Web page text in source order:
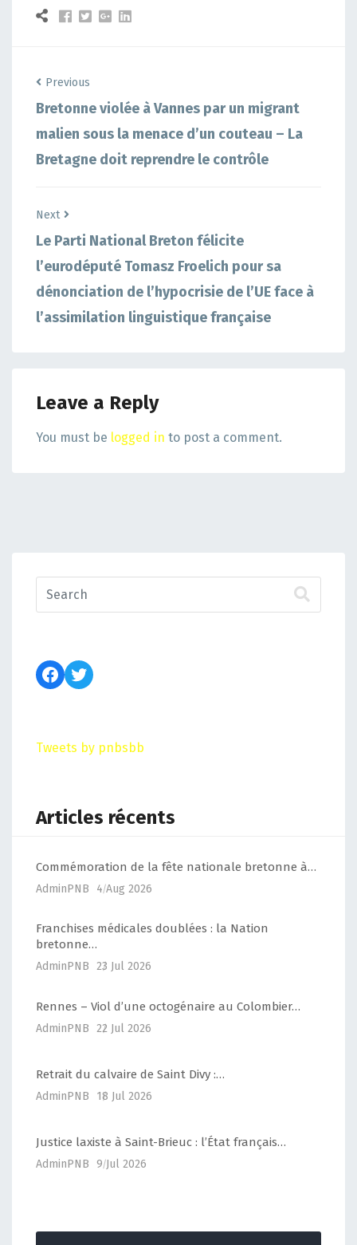
Previous
Bretonne violée à Vannes par un migrant
malien sous la menace d’un couteau – La
Bretagne doit reprendre le contrôle
Next
Le Parti National Breton félicite
l’eurodéputé Tomasz Froelich pour sa
dénonciation de l’hypocrisie de l’UE face à
l’assimilation linguistique française
Leave a Reply
You must be logged in to post a comment.
Tweets by pnbsbb
Articles récents
Commémoration de la fête nationale bretonne à…
AdminPNB 4 Aug 2026
Franchises médicales doublées : la Nation
bretonne…
AdminPNB 23 Jul 2026
Rennes – Viol d’une octogénaire au Colombier…
AdminPNB 22 Jul 2026
Retrait du calvaire de Saint Divy :…
AdminPNB 18 Jul 2026
Justice laxiste à Saint-Brieuc : l’État français…
AdminPNB 9 Jul 2026